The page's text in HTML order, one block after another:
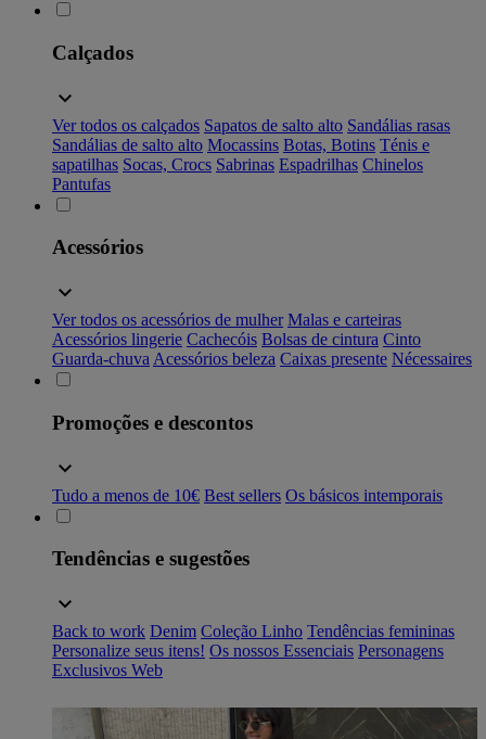
Calçados
Ver todos os calçados Sapatos de salto alto Sandálias rasas
Sandálias de salto alto Mocassins Botas, Botins Ténis e
sapatilhas Socas, Crocs Sabrinas Espadrilhas Chinelos
Pantufas
Acessórios
Ver todos os acessórios de mulher Malas e carteiras
Acessórios lingerie Cachecóis Bolsas de cintura Cinto
Guarda-chuva Acessórios beleza Caixas presente Nécessaires
Promoções e descontos
Tudo a menos de 10€ Best sellers Os básicos intemporais
Tendências e sugestões
Back to work Denim Coleção Linho Tendências femininas
Personalize seus itens! Os nossos Essenciais Personagens
Exclusivos Web